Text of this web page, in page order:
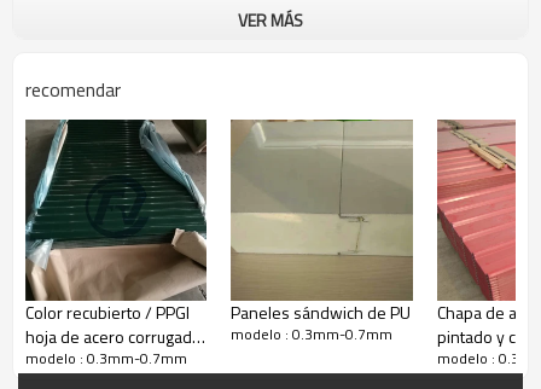
VER MÁS
recomendar
Color recubierto / PPGI
hoja de acero corrugado
con forma de ondas
modelo : 0.3mm-0.7mm
Paneles sándwich de PU
modelo : 0.3mm-0.7mm
Chapa de
pintado y
modelo :